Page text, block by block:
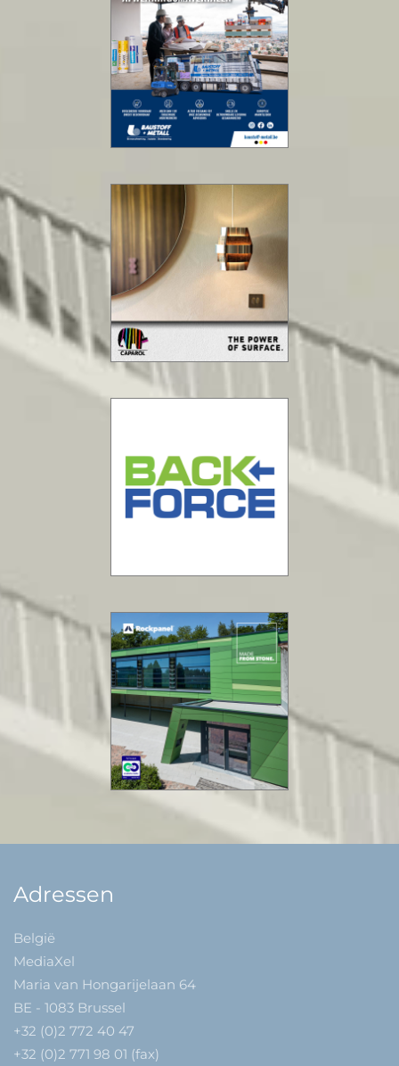
Adressen
België
MediaXel
Maria van Hongarijelaan 64
BE - 1083 Brussel
+32 (0)2 772 40 47
+32 (0)2 771 98 01 (fax)